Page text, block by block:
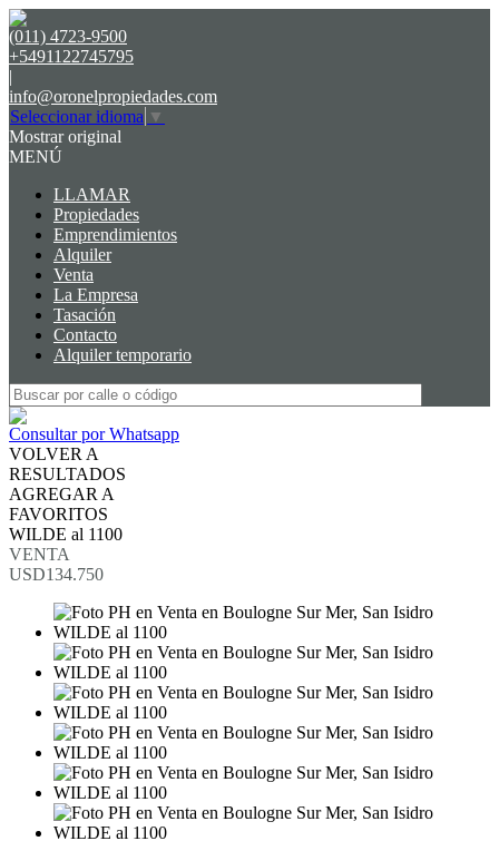
(011) 4723-9500
+5491122745795
|
info@oronelpropiedades.com
Seleccionar idioma ▼
Mostrar original
MENÚ
LLAMAR
Propiedades
Emprendimientos
Alquiler
Venta
La Empresa
Tasación
Contacto
Alquiler temporario
Consultar por Whatsapp
VOLVER A
RESULTADOS
AGREGAR A
FAVORITOS
WILDE al 1100
VENTA
USD134.750